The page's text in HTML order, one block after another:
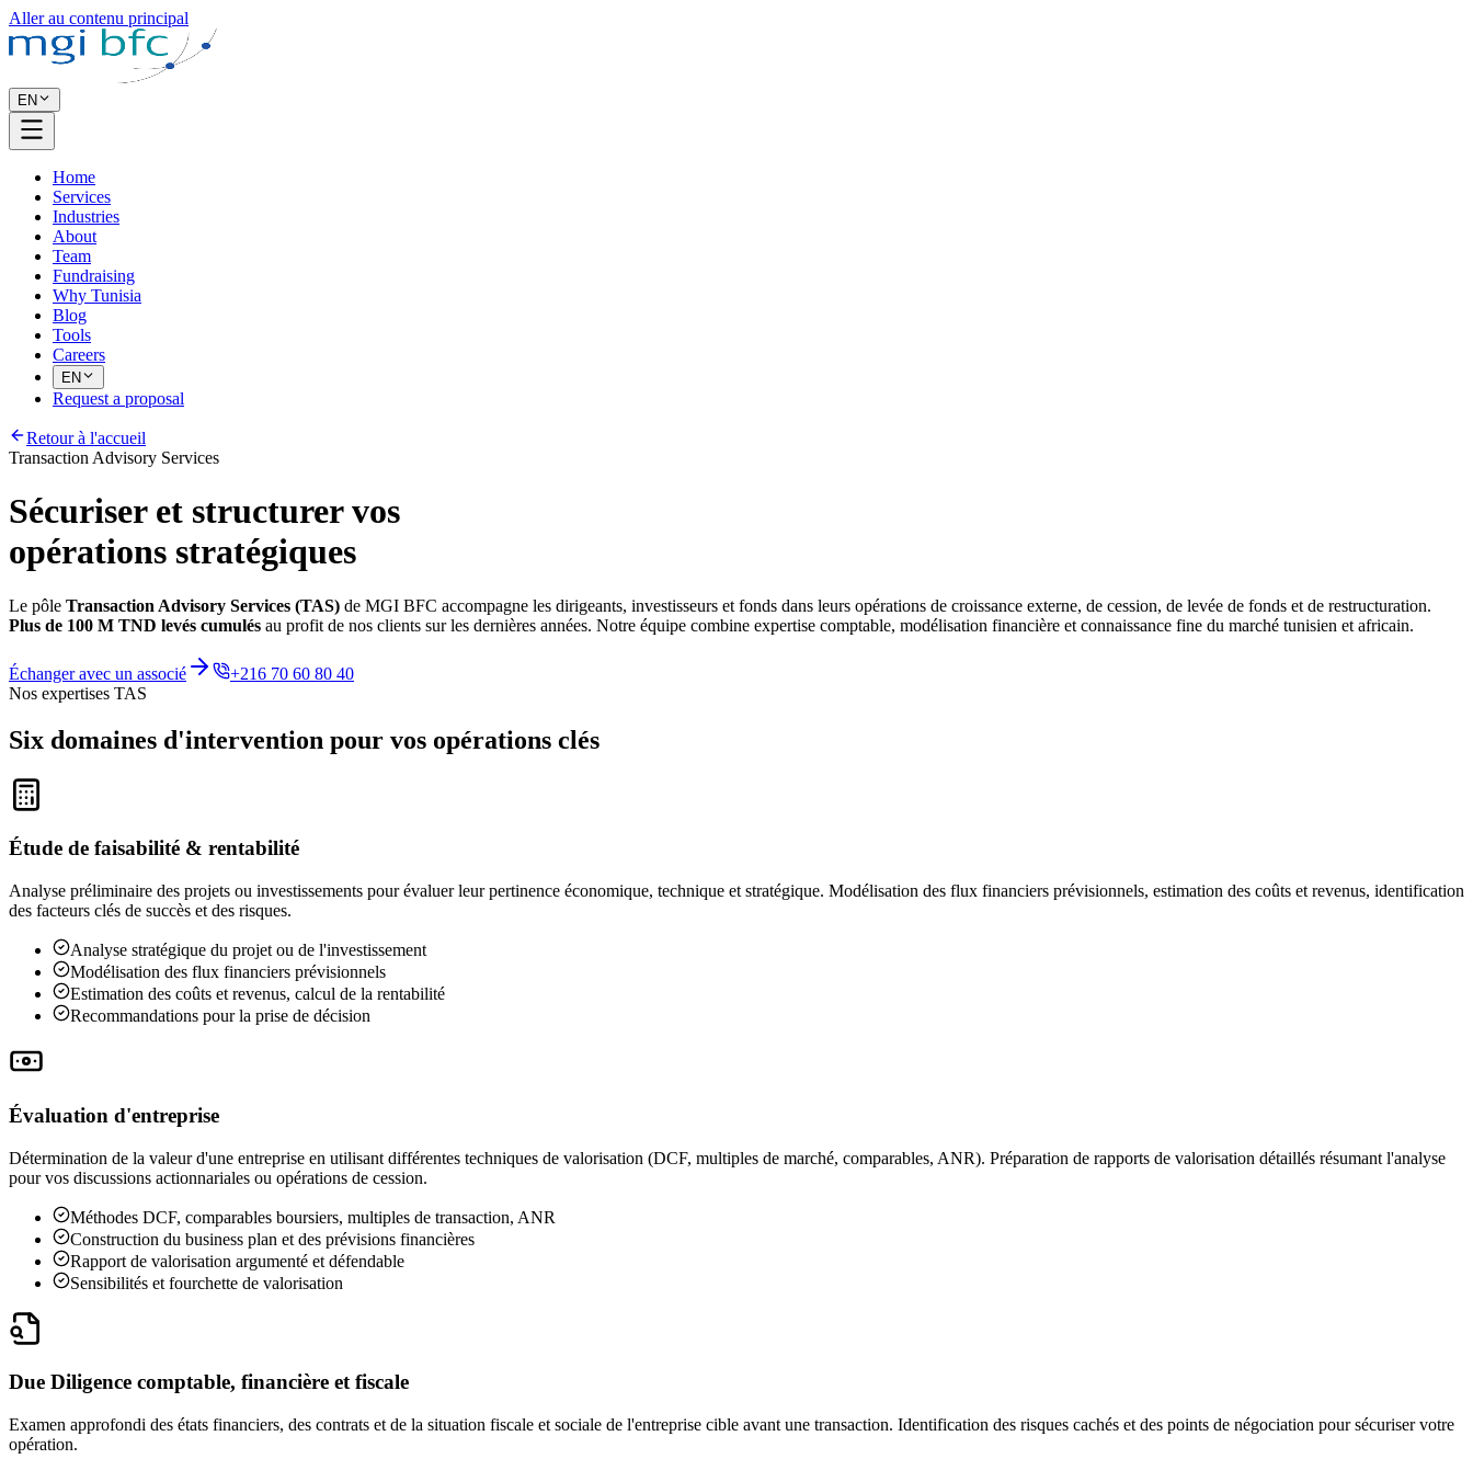
Aller au contenu principal
EN
Home
Services
Industries
About
Team
Fundraising
Why Tunisia
Blog
Tools
Careers
EN
Request a proposal
Retour à l'accueil
Transaction Advisory Services
Sécuriser et structurer vos
opérations stratégiques
Le pôle Transaction Advisory Services (TAS) de MGI BFC accompagne les dirigeants, investisseurs et fonds dans leurs opérations de croissance externe, de cession, de levée de fonds et de restructuration.
Plus de 100 M TND levés cumulés au profit de nos clients sur les dernières années. Notre équipe combine expertise comptable, modélisation financière et connaissance fine du marché tunisien et africain.
Échanger avec un associé
+216 70 60 80 40
Nos expertises TAS
Six domaines d'intervention pour vos opérations clés
Étude de faisabilité & rentabilité
Analyse préliminaire des projets ou investissements pour évaluer leur pertinence économique, technique et stratégique. Modélisation des flux financiers prévisionnels, estimation des coûts et revenus, identification
des facteurs clés de succès et des risques.
Analyse stratégique du projet ou de l'investissement
Modélisation des flux financiers prévisionnels
Estimation des coûts et revenus, calcul de la rentabilité
Recommandations pour la prise de décision
Évaluation d'entreprise
Détermination de la valeur d'une entreprise en utilisant différentes techniques de valorisation (DCF, multiples de marché, comparables, ANR). Préparation de rapports de valorisation détaillés résumant l'analyse
pour vos discussions actionnariales ou opérations de cession.
Méthodes DCF, comparables boursiers, multiples de transaction, ANR
Construction du business plan et des prévisions financières
Rapport de valorisation argumenté et défendable
Sensibilités et fourchette de valorisation
Due Diligence comptable, financière et fiscale
Examen approfondi des états financiers, des contrats et de la situation fiscale et sociale de l'entreprise cible avant une transaction. Identification des risques cachés et des points de négociation pour sécuriser votre
opération.